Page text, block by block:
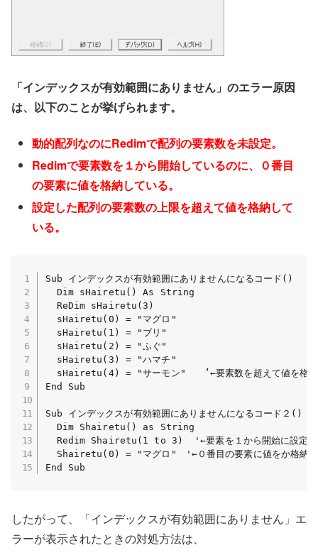
「インデックスが有効範囲にありません」のエラー原因
は、以下のことが挙げられます。
動的配列なのにRedimで配列の要素数を未設定。
Redimで要素数を１から開始しているのに、０番目
の要素に値を格納している。
設定した配列の要素数の上限を超えて値を格納して
いる。
Sub インデックスが有効範囲にありませんになるコード()
  Dim sHairetu() As String
  ReDim sHairetu(3)
  sHairetu(0) = "マグロ"
  sHairetu(1) = "ブリ"
  sHairetu(2) = "ふぐ"
  sHairetu(3) = "ハマチ"
sHairetu(4) = "サーモン"　　’←要素数を超えて値を格納
End Sub
Sub インデックスが有効範囲にありませんになるコード２()
  Dim Shairetu() as String
Redim Shairetu(1 to 3)  '←要素を１から開始に設定し
Shairetu(0) = "マグロ"　'←０番目の要素に値をか格納し
End Sub
したがって、「インデックスが有効範囲にありません」エ
ラーが表示されたときの対処方法は、